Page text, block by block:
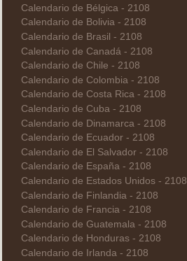
Calendario de Bélgica - 2108
Calendario de Bolivia - 2108
Calendario de Brasil - 2108
Calendario de Canadá - 2108
Calendario de Chile - 2108
Calendario de Colombia - 2108
Calendario de Costa Rica - 2108
Calendario de Cuba - 2108
Calendario de Dinamarca - 2108
Calendario de Ecuador - 2108
Calendario de El Salvador - 2108
Calendario de España - 2108
Calendario de Estados Unidos - 2108
Calendario de Finlandia - 2108
Calendario de Francia - 2108
Calendario de Guatemala - 2108
Calendario de Honduras - 2108
Calendario de Irlanda - 2108